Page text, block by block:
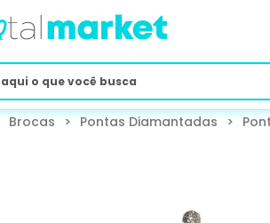
Brocas > Pontas Diamantadas >